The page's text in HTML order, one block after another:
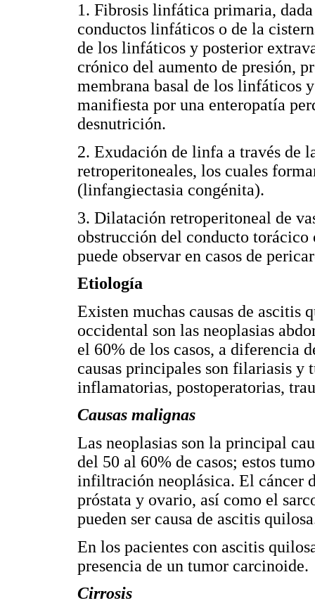
1. Fibrosis linfática primaria,
conductos linfáticos o de la
de los linfáticos y posterior
crónico del aumento de presión,
membrana basal de los linfáticos
manifiesta por una enteropatía
desnutrición.
2. Exudación de linfa a través de
retroperitoneales, los cuales
(linfangiectasia congénita).
3. Dilatación retroperitoneal de
obstrucción del conducto
puede observar en casos de
Etiología
Existen muchas causas de ascitis
occidental son las neoplasias
el 60% de los casos, a diferencia
causas principales son filariasis y
inflamatorias, postoperatorias,
Causas malignas
Las neoplasias son la principal
del 50 al 60% de casos; estos
infiltración neoplásica. El cáncer
próstata y ovario, así como el
pueden ser causa de ascitis
En los pacientes con ascitis
presencia de un tumor carcinoide.
Cirrosis